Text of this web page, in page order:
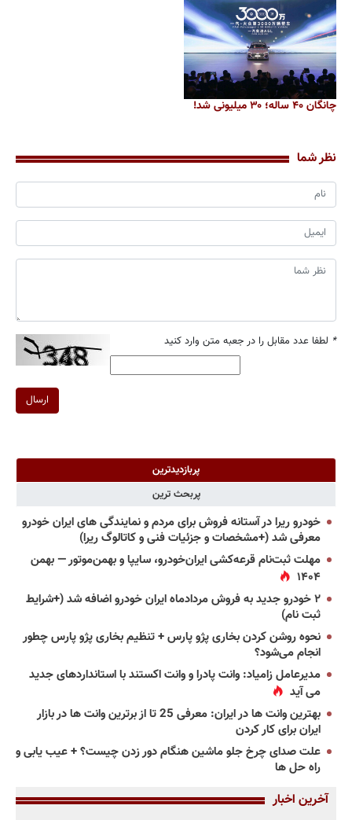
چانگان ۴۰ ساله؛ ۳۰ میلیونی شد!
نظر شما
* لطفا عدد مقابل را در جعبه متن وارد کنید
ارسال
پربازدیدترین
پربحث ترین
خودرو ریرا در آستانه فروش برای مردم و نمایندگی های ایران خودرو
معرفی شد (+مشخصات و جزئیات فنی و کاتالوگ ریرا)
مهلت ثبت‌نام قرعه‌کشی ایران‌خودرو، سایپا و بهمن‌موتور — بهمن
۱۴۰۴
۲ خودرو جدید به فروش مردادماه ایران خودرو اضافه شد (+شرایط
ثبت نام)
نحوه روشن کردن بخاری پژو پارس + تنظیم بخاری پژو پارس چطور
انجام می‌شود؟
مدیرعامل زامیاد: وانت پادرا و وانت اکستند با استانداردهای جدید
می آید
بهترین وانت ها در ایران: معرفی 25 تا از برترین وانت ها در بازار
ایران برای کار کردن
علت صدای چرخ جلو ماشین هنگام دور زدن چیست؟ + عیب یابی و
راه حل ها
آخرین اخبار